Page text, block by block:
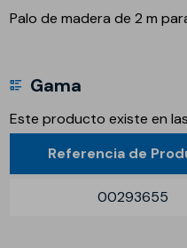
Palo de madera de 2 m
Gama
Este producto existe en
Referencia de
00293655